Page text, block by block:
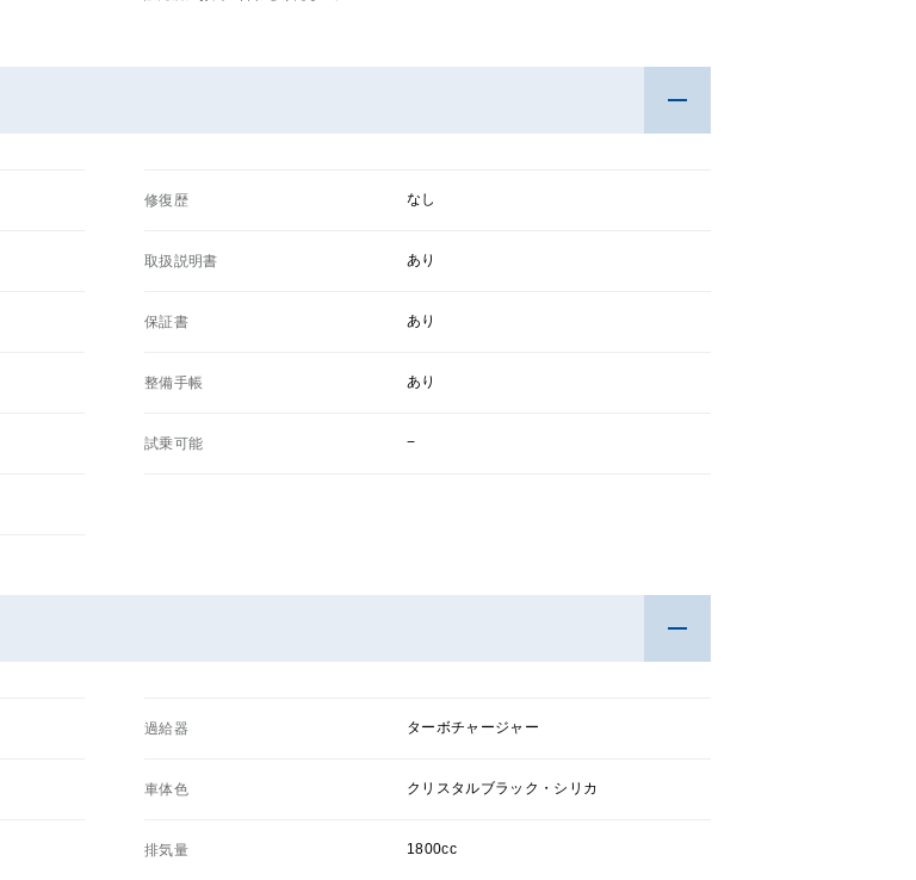
修復歴 なし
取扱説明書 あり
保証書 あり
整備手帳 あり
試乗可能 −
過給器 ターボチャージャー
車体色 クリスタルブラック・シリカ
排気量 1800cc